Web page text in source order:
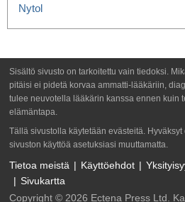
Nytol
Sisältö sivusto on tarkoitettu vain tiedoksi.
pitäisi ei pidetä korvaa ammatti-lääkäriin,
tulee neuvotella lääkärin kanssa ennen kuin
elämäntapa.
Tällä sivustolla käytetään evästeitä.
sivuston käyttöä asetuksiasi muuttamatta.
Tietoa meistä Käyttöehdot
Sivukartta
Copyright © 2026 Ectena Press Ltd.